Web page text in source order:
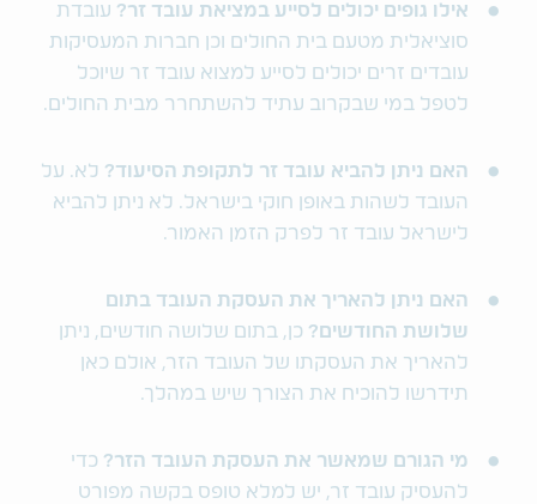
אילו גופים יכולים לסייע במציאת עובד זר? עובדת
סוציאלית מטעם בית החולים וכן חברות המעסיקות
עובדים זרים יכולים לסייע למצוא עובד זר שיוכל
לטפל במי שבקרוב עתיד להשתחרר מבית החולים.
האם ניתן להביא עובד זר לתקופת הסיעוד? לא. על
העובד לשהות באופן חוקי בישראל. לא ניתן להביא
לישראל עובד זר לפרק הזמן האמור.
האם ניתן להאריך את העסקת העובד בתום
שלושת החודשים? כן, בתום שלושה חודשים, ניתן
להאריך את העסקתו של העובד הזר, אולם כאן
תידרשו להוכיח את הצורך שיש במהלך.
מי הגורם שמאשר את העסקת העובד הזר? כדי
להעסיק עובד זר, יש למלא טופס בקשה מפורט